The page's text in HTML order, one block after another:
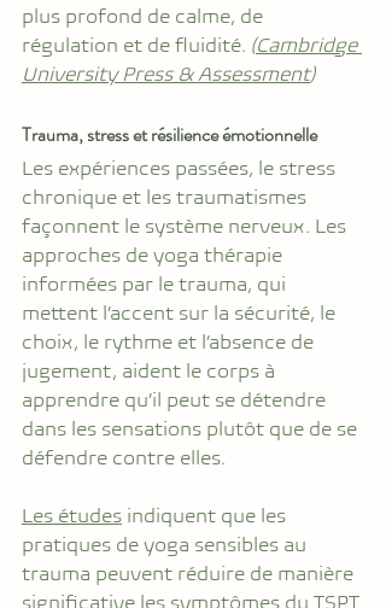
plus profond de calme, de
régulation et de fluidité. (Cambridge
University Press & Assessment)
Trauma, stress et résilience émotionnelle
Les expériences passées, le stress
chronique et les traumatismes
façonnent le système nerveux. Les
approches de yoga thérapie
informées par le trauma, qui
mettent l’accent sur la sécurité, le
choix, le rythme et l’absence de
jugement, aident le corps à
apprendre qu’il peut se détendre
dans les sensations plutôt que de se
défendre contre elles.
Les études indiquent que les
pratiques de yoga sensibles au
trauma peuvent réduire de manière
significative les symptômes du TSPT